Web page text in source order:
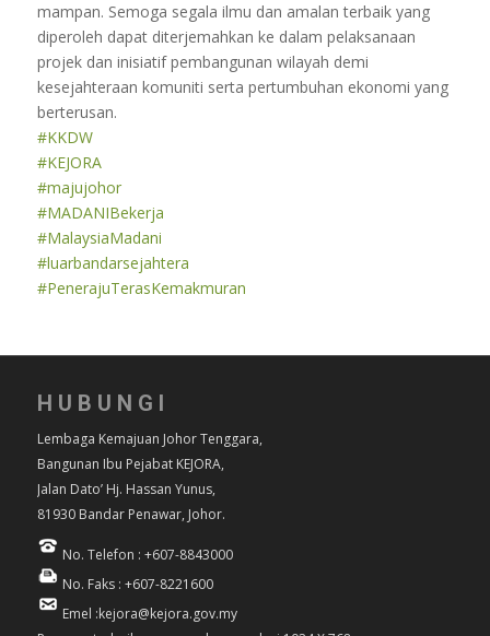
mampan. Semoga segala ilmu dan amalan terbaik yang
diperoleh dapat diterjemahkan ke dalam pelaksanaan
projek dan inisiatif pembangunan wilayah demi
kesejahteraan komuniti serta pertumbuhan ekonomi yang
berterusan.
#KKDW
#KEJORA
#majujohor
#MADANIBekerja
#MalaysiaMadani
#luarbandarsejahtera
#PenerajuTerasKemakmuran
HUBUNGI
Lembaga Kemajuan Johor Tenggara,
Bangunan Ibu Pejabat KEJORA,
Jalan Dato’ Hj. Hassan Yunus,
81930 Bandar Penawar, Johor.
No. Telefon : +607-8843000
No. Faks : +607-8221600
Emel :kejora@kejora.gov.my